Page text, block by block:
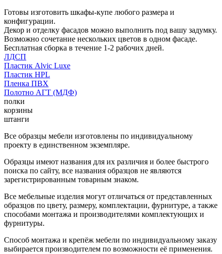
Готовы изготовить шкафы-купе любого размера и
конфигурации.
Декор и отделку фасадов можно выполнить под вашу задумку.
Возможно сочетание нескольких цветов в одном фасаде.
Бесплатная сборка в течение 1-2 рабочих дней.
ЛДСП
Пластик Alvic Luxe
Пластик HPL
Пленка ПВХ
Полотно АГТ (МДФ)
полки
корзины
штанги
Все образцы мебели изготовлены по индивидуальному
проекту в единственном экземпляре.
Образцы имеют названия для их различия и более быстрого
поиска по сайту, все названия образцов не являются
зарегистрированным товарным знаком.
Все мебельные изделия могут отличаться от представленных
образцов по цвету, размеру, комплектации, фурнитуре, а также
способами монтажа и производителями комплектующих и
фурнитуры.
Способ монтажа и крепёж мебели по индивидуальному заказу
выбирается производителем по возможности её применения.